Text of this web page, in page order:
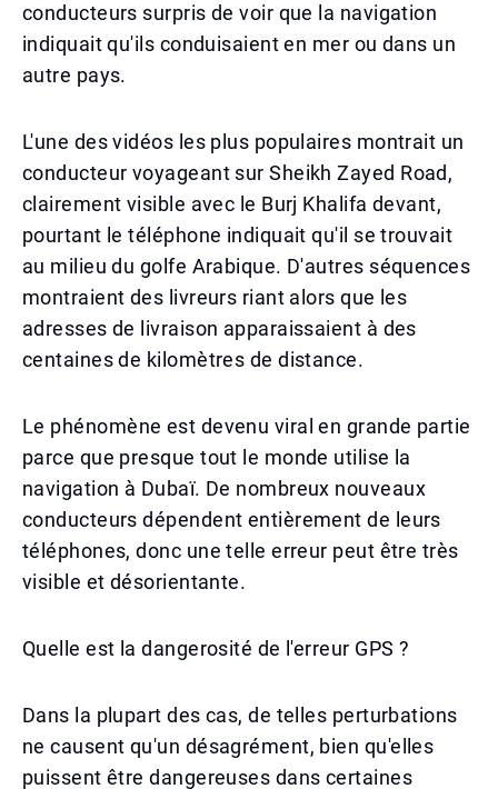
conducteurs surpris de voir que la navigation
indiquait qu'ils conduisaient en mer ou dans un
autre pays.
L'une des vidéos les plus populaires montrait un
conducteur voyageant sur Sheikh Zayed Road,
clairement visible avec le Burj Khalifa devant,
pourtant le téléphone indiquait qu'il se trouvait
au milieu du golfe Arabique. D'autres séquences
montraient des livreurs riant alors que les
adresses de livraison apparaissaient à des
centaines de kilomètres de distance.
Le phénomène est devenu viral en grande partie
parce que presque tout le monde utilise la
navigation à Dubaï. De nombreux nouveaux
conducteurs dépendent entièrement de leurs
téléphones, donc une telle erreur peut être très
visible et désorientante.
Quelle est la dangerosité de l'erreur GPS ?
Dans la plupart des cas, de telles perturbations
ne causent qu'un désagrément, bien qu'elles
puissent être dangereuses dans certaines